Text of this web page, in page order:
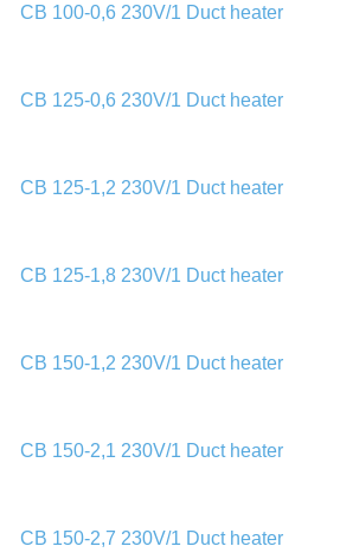
CB 100-0,6 230V/1 Duct heater
CB 125-0,6 230V/1 Duct heater
CB 125-1,2 230V/1 Duct heater
CB 125-1,8 230V/1 Duct heater
CB 150-1,2 230V/1 Duct heater
CB 150-2,1 230V/1 Duct heater
CB 150-2,7 230V/1 Duct heater